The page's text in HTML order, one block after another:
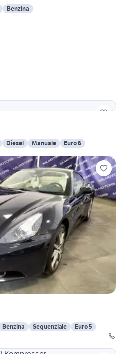
Benzina
Diesel Manuale Euro 6
Benzina Sequenziale
Euro 5